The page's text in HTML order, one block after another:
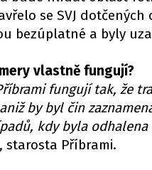
se SVJ
bezúplatné a byly
vlastně fungují?
fungují tak, že
by byl čin
kdy byla
starosta Příbrami.